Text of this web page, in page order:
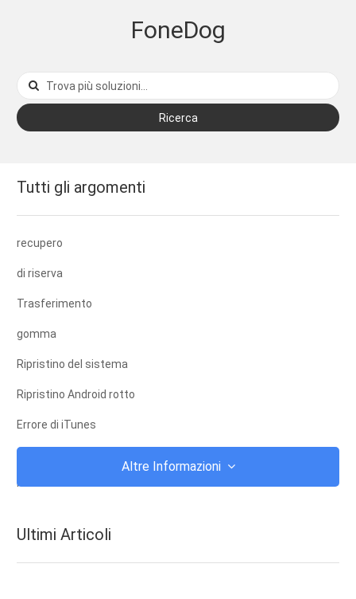
FoneDog
Ricerca
Tutti gli argomenti
recupero
di riserva
Trasferimento
gomma
Ripristino del sistema
Ripristino Android rotto
Errore di iTunes
iTunes
Altre Informazioni
Ultimi Articoli